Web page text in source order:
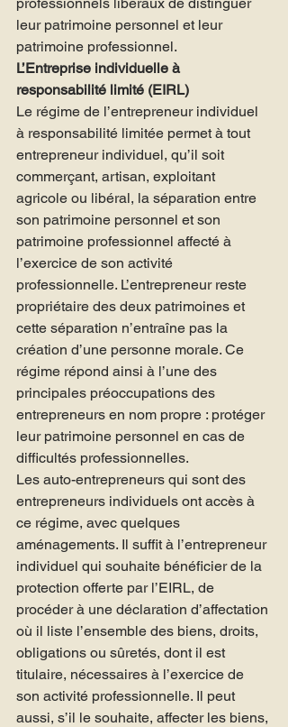
leur patrimoine personnel et leur
patrimoine professionnel.
L’Entreprise individuelle à
responsabilité limité (EIRL)
Le régime de l’entrepreneur individuel
à responsabilité limitée permet à tout
entrepreneur individuel, qu’il soit
commerçant, artisan, exploitant
agricole ou libéral, la séparation entre
son patrimoine personnel et son
patrimoine professionnel affecté à
l’exercice de son activité
professionnelle. L’entrepreneur reste
propriétaire des deux patrimoines et
cette séparation n’entraîne pas la
création d’une personne morale. Ce
régime répond ainsi à l’une des
principales préoccupations des
entrepreneurs en nom propre : protéger
leur patrimoine personnel en cas de
difficultés professionnelles.
Les auto-entrepreneurs qui sont des
entrepreneurs individuels ont accès à
ce régime, avec quelques
aménagements. Il suffit à l’entrepreneur
individuel qui souhaite bénéficier de la
protection offerte par l’EIRL, de
procéder à une déclaration d’affectation
où il liste l’ensemble des biens, droits,
obligations ou sûretés, dont il est
titulaire, nécessaires à l’exercice de
son activité professionnelle. Il peut
aussi, s’il le souhaite, affecter les biens,